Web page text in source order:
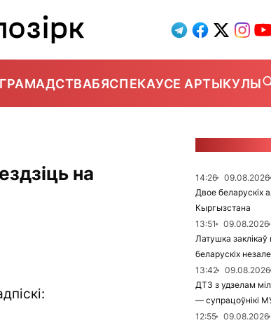
ГРАМАДСТВАБЯСПЕКАУСЕ АРТЫКУЛЫ
на
14:26 09.08.2026
Двое беларускіх
Кыргызстана
13:51
09.08.2026
Латушка
беларускіх
13:42
09.08.2026
ДТЗ з удзелам
— супрацоўнікі
12:55
09.08.2026